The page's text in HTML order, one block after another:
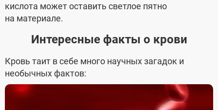
кислота может оставить светлое пятно
на материале.
Интересные факты о крови
Кровь таит в себе много научных загадок и
необычных фактов: